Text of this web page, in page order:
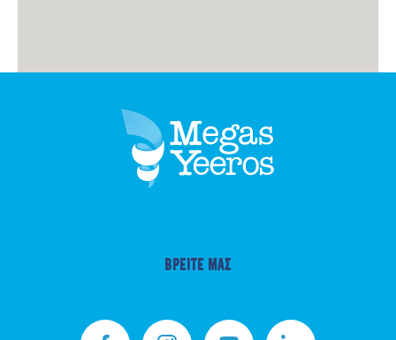
ΒΡΕΙΤΕ ΜΑΣ